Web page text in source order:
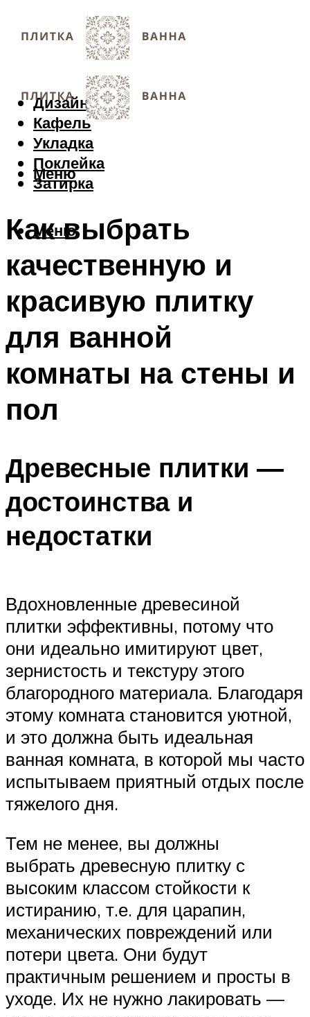
Дизайн
Кафель
Укладка
Поклейка
Затирка
Меню
Меню
Как выбрать
качественную и
красивую плитку
для ванной
комнаты на стены и
пол
Древесные плитки —
достоинства и
недостатки
Вдохновленные древесиной
плитки эффективны, потому что
они идеально имитируют цвет,
зернистость и текстуру этого
благородного материала. Благодаря
этому комната становится уютной,
и это должна быть идеальная
ванная комната, в которой мы часто
испытываем приятный отдых после
тяжелого дня.
Тем не менее, вы должны
выбрать древесную плитку с
высоким классом стойкости к
истиранию, т.е. для царапин,
механических повреждений или
потери цвета. Они будут
практичным решением и просты в
уходе. Их не нужно лакировать —